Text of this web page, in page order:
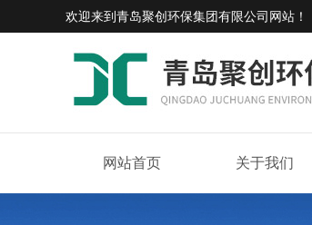
欢迎来到青岛聚创环保集团有限公司网站 ！
网站首页 关于我们